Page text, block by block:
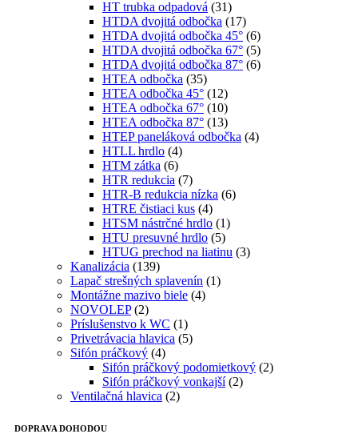
HT trubka odpadová (31)
HTDA dvojitá odbočka (17)
HTDA dvojitá odbočka 45° (6)
HTDA dvojitá odbočka 67° (5)
HTDA dvojitá odbočka 87° (6)
HTEA odbočka (35)
HTEA odbočka 45° (12)
HTEA odbočka 67° (10)
HTEA odbočka 87° (13)
HTEP paneláková odbočka (4)
HTLL hrdlo (4)
HTM zátka (6)
HTR redukcia (7)
HTR-B redukcia nízka (6)
HTRE čistiaci kus (4)
HTSM nástrčné hrdlo (1)
HTU presuvné hrdlo (5)
HTUG prechod na liatinu (3)
Kanalizácia (139)
Lapač strešných splavenín (1)
Montážne mazivo biele (4)
NOVOLEP (2)
Príslušenstvo k WC (1)
Privetrávacia hlavica (5)
Sifón práčkový (4)
Sifón práčkový podomietkový (2)
Sifón práčkový vonkajší (2)
Ventilačná hlavica (2)
DOPRAVA DOHODOU